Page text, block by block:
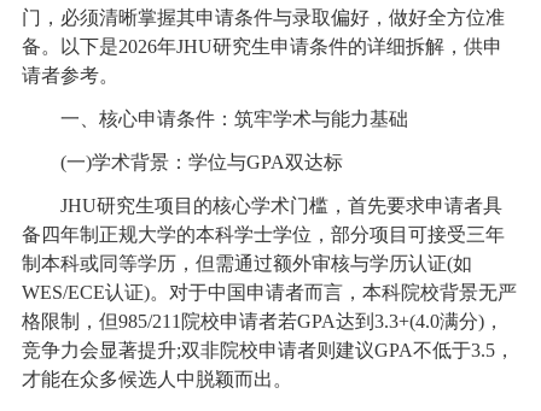
门，必须清晰掌握其申请条件与录取偏好，做好全方位准
备。以下是2026年JHU研究生申请条件的详细拆解，供申
请者参考。
一、核心申请条件：筑牢学术与能力基础
(一)学术背景：学位与GPA双达标
JHU研究生项目的核心学术门槛，首先要求申请者具
备四年制正规大学的本科学士学位，部分项目可接受三年
制本科或同等学历，但需通过额外审核与学历认证(如
WES/ECE认证)。对于中国申请者而言，本科院校背景无严
格限制，但985/211院校申请者若GPA达到3.3+(4.0满分)，
竞争力会显著提升;双非院校申请者则建议GPA不低于3.5，
才能在众多候选人中脱颖而出。